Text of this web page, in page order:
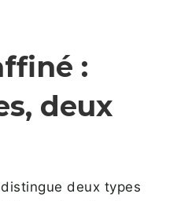
:
deux
deux types